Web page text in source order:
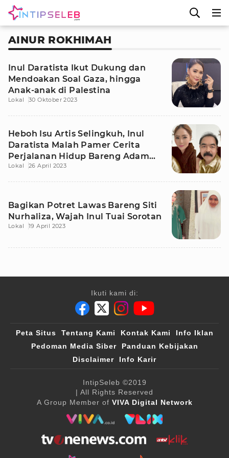
AINUR ROKHIMAH
Inul Daratista Ikut Dukung dan
Mendoakan Soal Gaza, hingga
Anak-anak di Palestina
Lokal 30 Oktober 2023
Heboh Isu Artis Selingkuh, Inul
Daratista Malah Pamer Cerita
Perjalanan Hidup Bareng Adam
Suseno
Lokal 26 April 2023
Bagikan Potret Lawas Bareng Siti
Nurhaliza, Wajah Inul Tuai Sorotan
Lokal 19 April 2023
Ikuti kami di:
Peta Situs Tentang Kami Kontak Kami
Info Iklan
Pedoman Media Siber
Panduan Kebijakan
Disclaimer
Info Karir
IntipSeleb ©2019
| All Rights Reserved
A Group Member of VIVA Digital Network